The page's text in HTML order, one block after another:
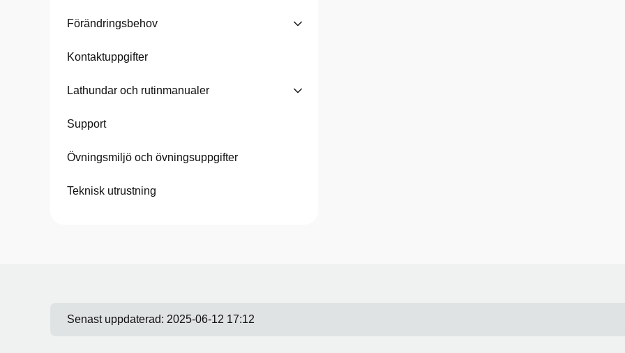
Förändringsbehov
Kontaktuppgifter
Lathundar och rutinmanualer
Support
Övningsmiljö och övningsuppgifter
Teknisk utrustning
Senast uppdaterad: 2025-06-12 17:12